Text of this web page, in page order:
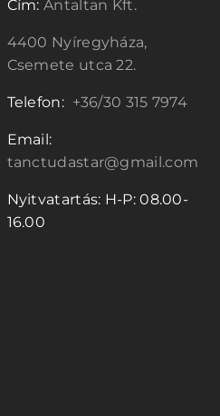
Cím: Antaltan Kft.
4400 Nyíregyháza,
Csemete utca 22.
Telefon: +36/30 315 7974
Email:
tanctudastar@gmail.com
Nyitvatartás: H-P: 08.00-
16.00